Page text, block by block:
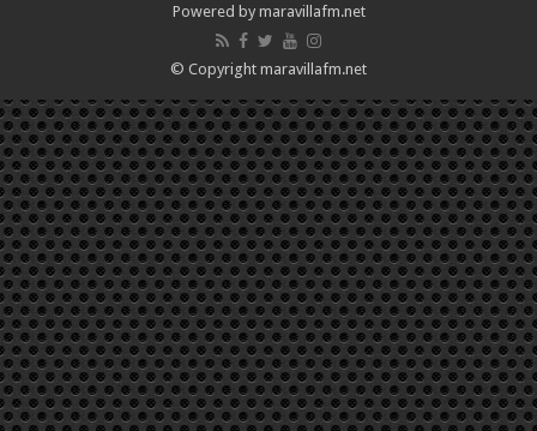
Powered by maravillafm.net
© Copyright maravillafm.net